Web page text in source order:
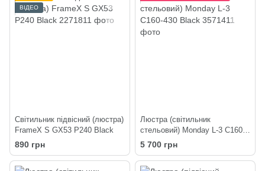
ВІДЕО
Світильник підвісний (люстра)
FrameX S GX53 P240 Black
890 грн
Люстра (світильник
стельовий) Monday L-3 C160-
430 Black
5 700 грн